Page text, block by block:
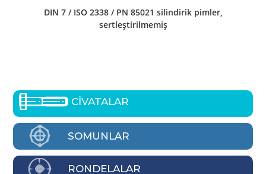
DIN 7 / ISO 2338 / PN 85021 silindirik pimler,
sertleştirilmemiş
CİVATALAR
SOMUNLAR
RONDELALAR